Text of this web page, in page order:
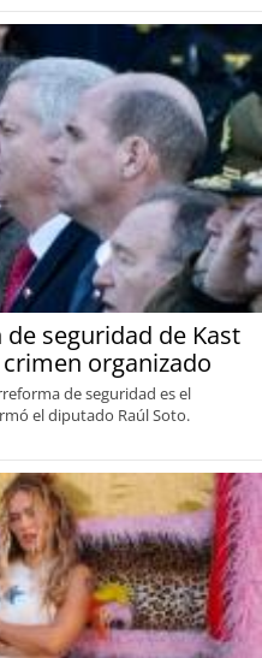
seguridad de Kast
organizado
de seguridad es el
el diputado Raúl Soto.